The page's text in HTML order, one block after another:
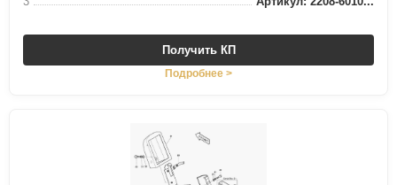
Получить КП
Подробнее >